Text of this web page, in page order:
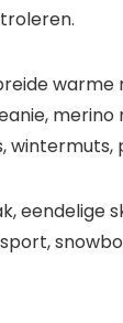
merino
wintermuts,
eendelige